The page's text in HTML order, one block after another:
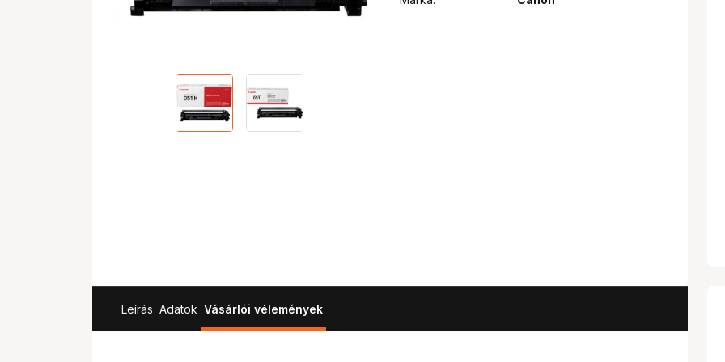
Leírás Adatok Vásárlói vélemények